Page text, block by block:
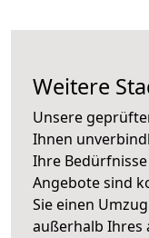
Weitere
Unsere
Ihnen
Ihre
Angebote sind
Sie einen
außerhalb Ihres